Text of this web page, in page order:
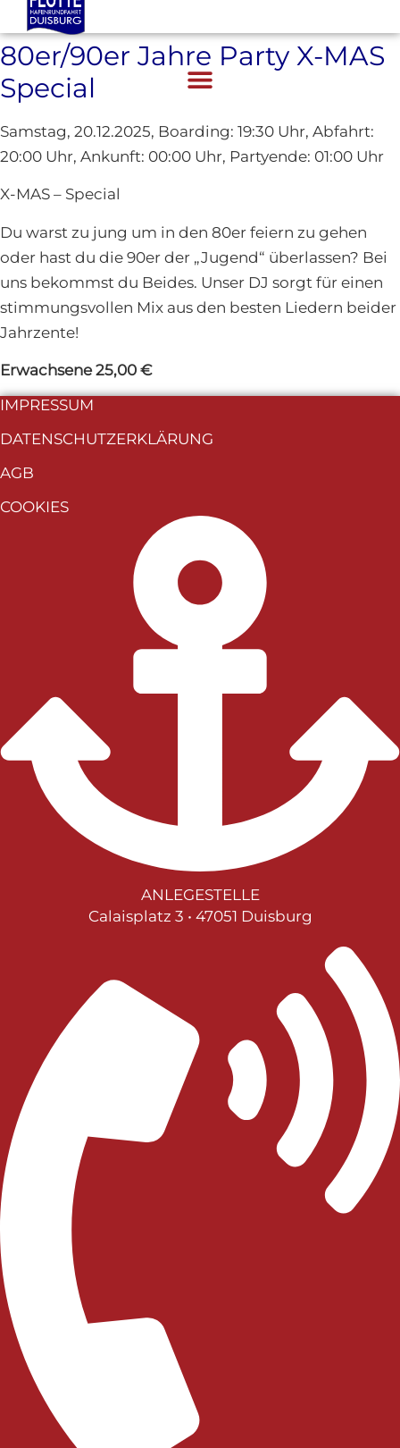
80er/90er Jahre Party X-MAS
Special
Samstag, 20.12.2025, Boarding: 19:30 Uhr, Abfahrt:
20:00 Uhr, Ankunft: 00:00 Uhr, Partyende: 01:00 Uhr
X-MAS – Special
Du warst zu jung um in den 80er feiern zu gehen
oder hast du die 90er der „Jugend“ überlassen? Bei
uns bekommst du Beides. Unser DJ sorgt für einen
stimmungsvollen Mix aus den besten Liedern beider
Jahrzente!
Erwachsene 25,00 €
IMPRESSUM
DATENSCHUTZERKLÄRUNG
AGB
COOKIES
ANLEGESTELLE
Calaisplatz 3 • 47051 Duisburg
Hafenrundfahrt Büro
Sehr geehrte Damen und
Herren, bitte rufen Sie uns
nicht mit Fragen zum
Niedrigwasser an. Wir fahren
Ausfällen kommen sollte, wird
Grüßen Team WEISSE FLOTTE
Schließen